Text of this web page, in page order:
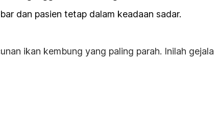
dan pasien tetap dalam keadaan sadar.
ikan kembung yang paling parah. Inilah gejala